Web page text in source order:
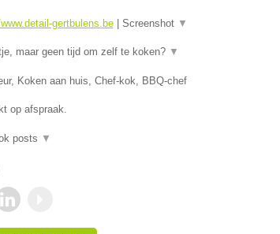
gertbulens.be| Screenshot ▼
maar geen tijd om zelf te koken? ▼
Koken aan huis, Chef-kok, BBQ-chef
op afspraak.
posts ▼